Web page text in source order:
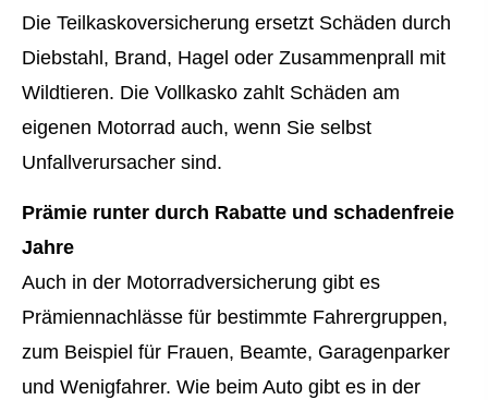
Die Teilkaskoversicherung ersetzt Schäden durch
Diebstahl, Brand, Hagel oder Zusammenprall mit
Wildtieren. Die Vollkasko zahlt Schäden am
eigenen Motorrad auch, wenn Sie selbst
Unfallverursacher sind.
Prämie runter durch Rabatte und schadenfreie
Jahre
Auch in der Motor­rad­ver­sicherung gibt es
Prämiennachlässe für bestimmte Fahrergruppen,
zum Beispiel für Frauen, Beamte, Garagenparker
und Wenigfahrer. Wie beim Auto gibt es in der